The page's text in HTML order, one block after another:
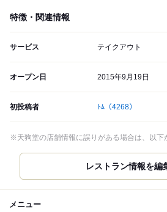
特徴・関連情報
サービス テイクアウト
オープン日 2015年9月19日
初投稿者 ﾄﾑ （4268）
※天狗堂の店舗情報に誤りがある場合は、以下
レストラン情報を編
メニュー